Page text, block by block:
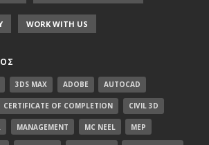
WORK WITH US
3DS MAX ADOBE AUTOCAD
CERTIFICATE OF COMPLETION CIVIL 3D
MANAGEMENT MC NEEL MEP